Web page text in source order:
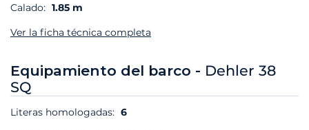
Calado: 1.85 m
Ver la ficha técnica completa
Equipamiento del barco - Dehler 38
SQ
Literas homologadas: 6